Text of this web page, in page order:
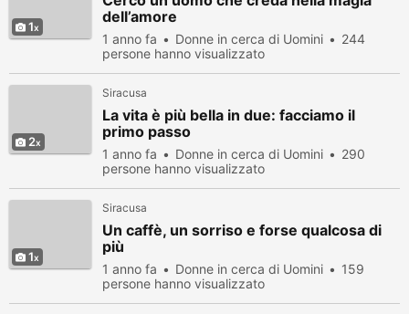
1
dell’amore
1 anno fa Donne in cerca di Uomini
244
persone hanno visualizzato
2
Siracusa
La vita è più bella in due: facciamo il
primo passo
1 anno fa Donne in cerca di Uomini
290
persone hanno visualizzato
1
Siracusa
Un caffè, un sorriso e forse qualcosa di
più
1 anno fa Donne in cerca di Uomini
159
persone hanno visualizzato